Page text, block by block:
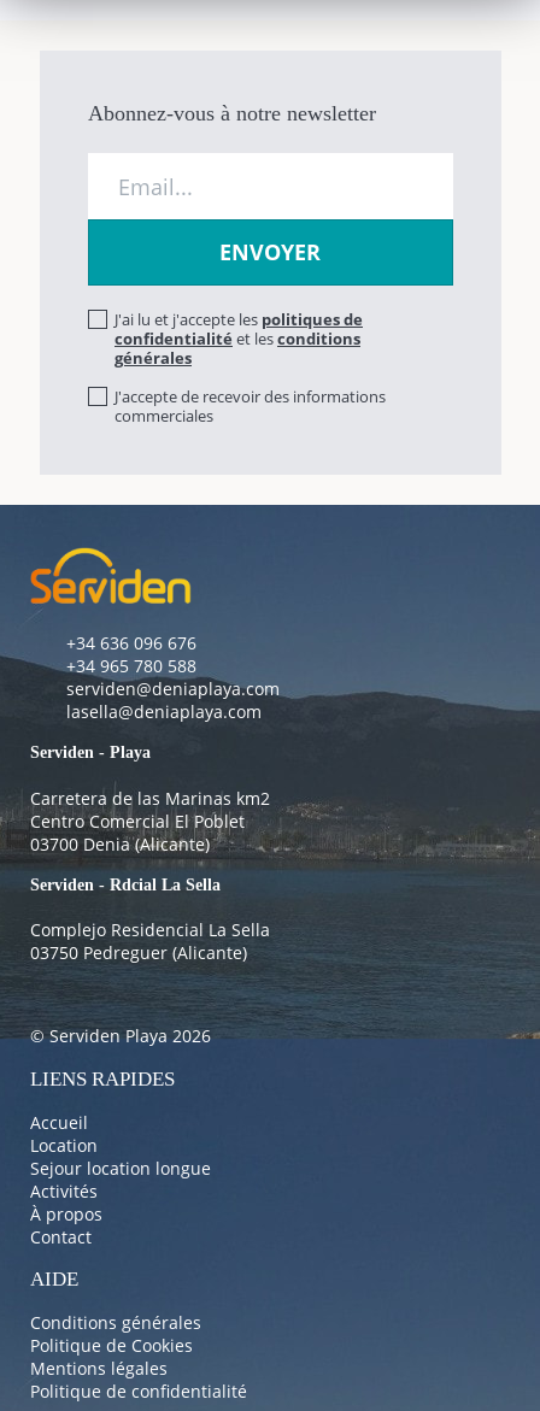
Abonnez-vous à notre newsletter
J'ai lu et j'accepte les politiques de
confidentialité et lesconditions
générales
J'accepte de recevoir des informations
commerciales
+34 636 096 676
+34 965 780 588
serviden@deniaplaya.com
lasella@deniaplaya.com
Serviden - Playa
Carretera de las Marinas km2
Centro Comercial El Poblet
03700 Denia (Alicante)
Serviden - Rdcial La Sella
Complejo Residencial La Sella
03750 Pedreguer (Alicante)
© Serviden Playa 2026
LIENS RAPIDES
Accueil
Location
Sejour location longue
Activités
À propos
Contact
AIDE
Conditions générales
Politique de Cookies
Mentions légales
Politique de confidentialité